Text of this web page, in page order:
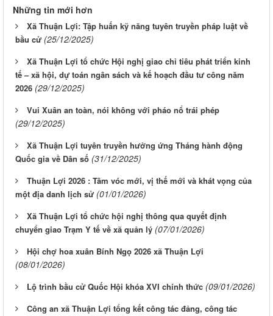
Những tin mới hơn
Xã Thuận Lợi: Tập huấn kỹ năng tuyên truyền pháp luật về
bầu cử (25/12/2025)
Xã Thuận Lợi tổ chức Hội nghị giao chỉ tiêu phát triển kinh
tế – xã hội, dự toán ngân sách và kế hoạch đầu tư công năm
2026 (29/12/2025)
Vui Xuân an toàn, nói không với pháo nổ trái phép
(29/12/2025)
Xã Thuận Lợi tuyên truyền hưởng ứng Tháng hành động
Quốc gia về Dân số (31/12/2025)
Thuận Lợi 2026 : Tâm vóc mới, vị thế mới và khát vọng của
một địa danh lịch sử (01/01/2026)
Xã Thuận Lợi tổ chức hội nghị thông qua quyết định
chuyển giao Trạm Y tế về xã quản lý (07/01/2026)
Hội chợ hoa xuân Bính Ngọ 2026 xã Thuận Lợi
(08/01/2026)
Lộ trình bầu cử Quốc Hội khóa XVI chính thức (09/01/2026)
Công an xã Thuận Lợi tổng kết công tác đảng, công tác